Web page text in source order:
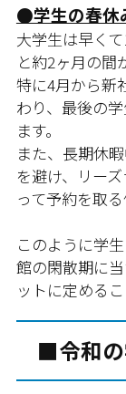
●学生の春休
大学生は早く
と約2ヶ月の間
特に4月から新
わり、最後の
ます。
また、長期休
を避け、リー
って予約を取る
このように学
館の閑散期に
ットに定める
■令和の